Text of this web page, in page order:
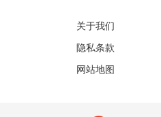
关于我们
隐私条款
网站地图